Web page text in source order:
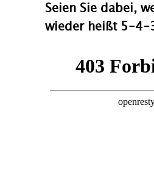
Seien Sie dabei,
wieder heißt 5-